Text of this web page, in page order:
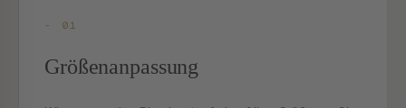
- 01
Größenanpassung